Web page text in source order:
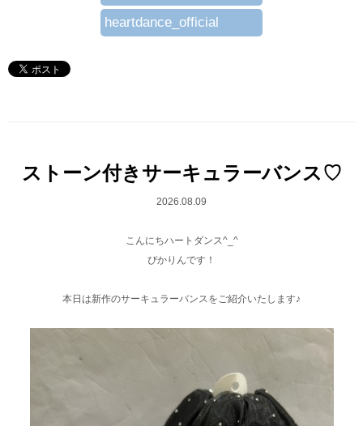
heartdance_official
ストーン付きサーキュラーバンス♡
2026.08.09
こんにちハートダンス^_^
ぴかりんです！
本日は新作のサーキュラーバンスをご紹介いたします♪